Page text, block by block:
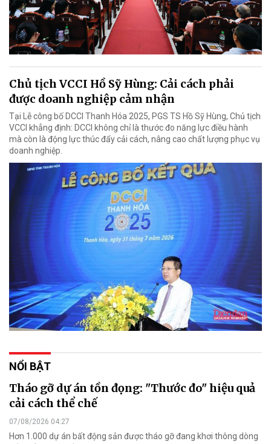
Chủ tịch VCCI Hồ Sỹ Hùng: Cải cách phải
được doanh nghiệp cảm nhận
Tại Lễ công bố DCCI Thanh Hóa 2025, PGS TS Hồ Sỹ Hùng, Chủ tịch
VCCI khẳng định: DCCI không chỉ là thước đo năng lực điều hành
mà còn là động lực thúc đẩy cải cách, nâng cao chất lượng phục vụ
doanh nghiệp.
NỔI BẬT
Tháo gỡ dự án tồn đọng: "Thước đo" hiệu quả
cải cách thể chế
07/08/2026 04:27
Hơn 1.000 dự án bất động sản được tháo gỡ đang khơi thông dòng